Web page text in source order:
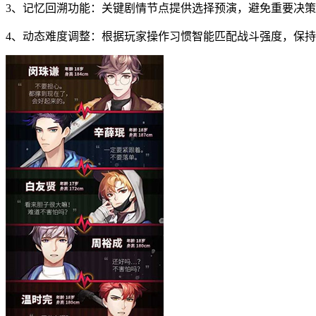
3、记忆回溯功能：关键剧情节点提供选择预演，避免重要决
4、动态难度调整：根据玩家操作习惯智能匹配战斗强度，保